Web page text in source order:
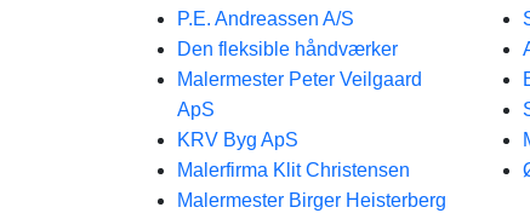
P.E. Andreassen A/S
Den fleksible håndværker
Malermester Peter Veilgaard
ApS
KRV Byg ApS
Malerfirma Klit Christensen
Malermester Birger Heisterberg